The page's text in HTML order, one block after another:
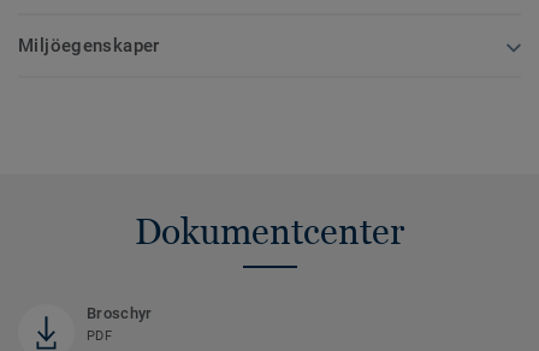
Miljöegenskaper
Dokumentcenter
Broschyr
PDF